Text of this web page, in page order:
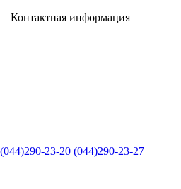
Контактная информация
(044)290-23-20 (044)290-23-27